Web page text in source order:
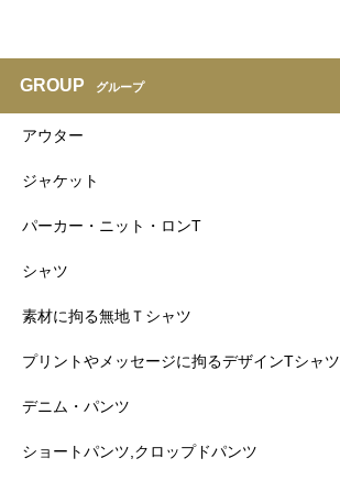
GROUP グループ
アウター
ジャケット
パーカー・ニット・ロンT
シャツ
素材に拘る無地Ｔシャツ
プリントやメッセージに拘るデザインTシャツ
デニム・パンツ
ショートパンツ,クロップドパンツ